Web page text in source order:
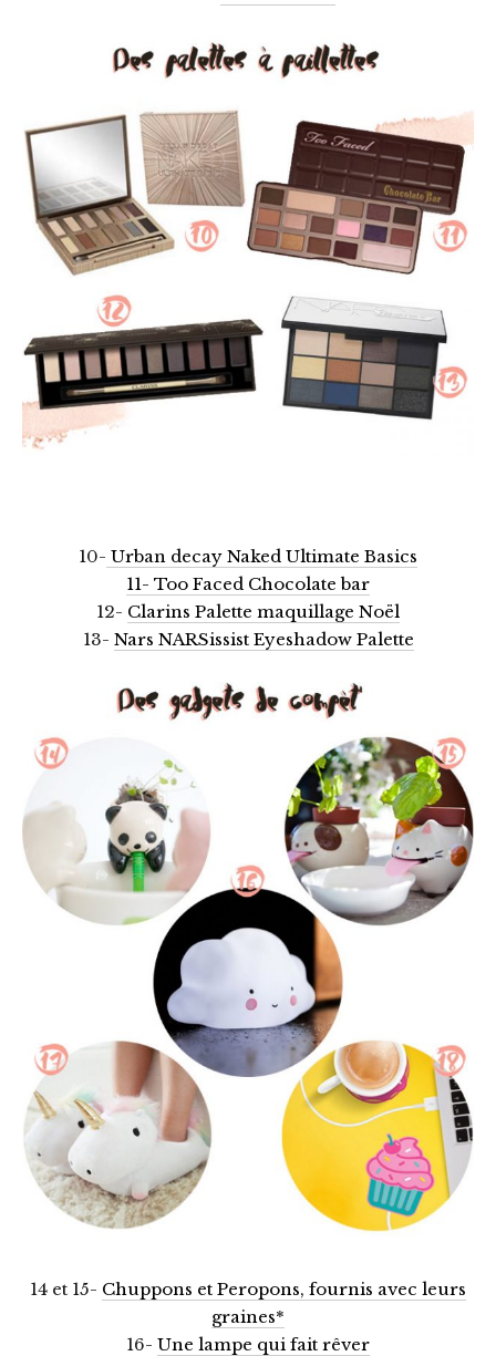
10- Urban decay Naked Ultimate Basics
11- Too Faced Chocolate bar
12- Clarins Palette maquillage Noël
13- Nars NARSissist Eyeshadow Palette
14 et 15- Chuppons et Peropons, fournis avec leurs
graines*
16- Une lampe qui fait rêver